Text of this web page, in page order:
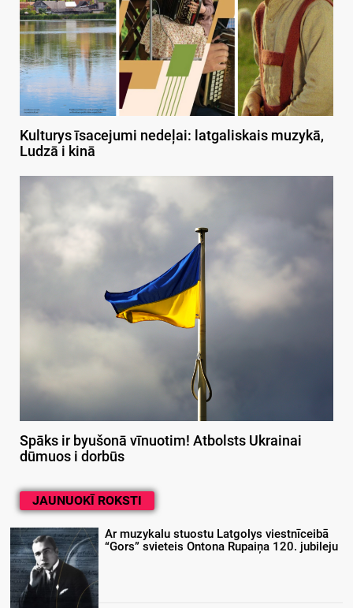
Kulturys īsacejumi nedeļai: latgaliskais muzykā,
Ludzā i kinā
Spāks ir byušonā vīnuotim! Atbolsts Ukrainai
dūmuos i dorbūs
JAUNUOKĪ ROKSTI
Ar muzykalu stuostu Latgolys viestnīceibā
“Gors” svieteis Ontona Rupaiņa 120. jubileju